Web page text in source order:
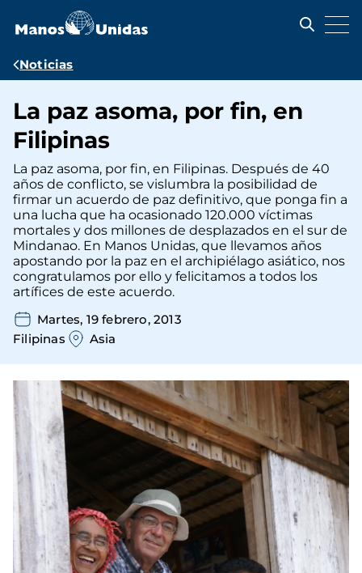
contenido
Ruta
navegación
Noticias
La paz asoma, por fin, en
Filipinas
La paz asoma, por fin, en Filipinas. Después de 40
años de conflicto, se vislumbra la posibilidad de
firmar un acuerdo de paz definitivo, que ponga fin a
una lucha que ha ocasionado 120.000 víctimas
mortales y dos millones de desplazados en el sur de
Mindanao. En Manos Unidas, que llevamos años
apostando por la paz en el archipiélago asiático, nos
congratulamos por ello y felicitamos a todos los
artífices de este acuerdo.
Martes, 19 febrero, 2013
Filipinas
Asia